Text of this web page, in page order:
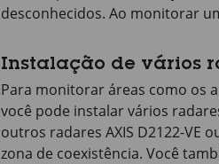
desconhecidos. Ao monitorar
Instalação de vários
Para monitorar áreas como os
você pode instalar vários
outros radares AXIS D2122-VE
zona de coexistência. Você